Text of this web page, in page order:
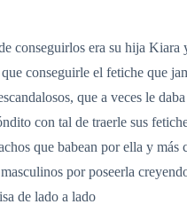
conseguirlos era su hija Kiara
conseguirle el fetiche que
que a veces le
con tal de traerle sus
que babean por ella y más
por poseerla
de lado a lado